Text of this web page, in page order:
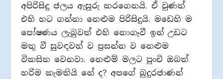
අපිරිසිදු ජලය ඇසුරු කරගෙනයි. ඒ වුණත්
එහි හට ගන්නා නෙළුම පිරිසිදුයි. මඩෙහි ම
පෝෂණය ලැබුවත් එහි නොගෑවී ඉන් උඩට
මතු වී සුවඳවත් ව ප්‍රසන්න ව නෙළුම
විකසිත වෙනවා. නෙළුම් මලට පුංචි ඔබත්
හරිම කැමතියි නේ ද? අපගේ බුදුරජාණන්